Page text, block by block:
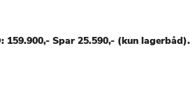
159.900,- Spar 25.590,- (kun lagerbåd).